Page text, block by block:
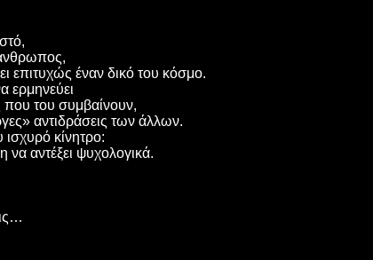
επιτυχώς έναν δικό του κόσμο.
ερμηνεύει
που του συμβαίνουν,
αντιδράσεις των άλλων.
κίνητρο:
να αντέξει ψυχολογικά.